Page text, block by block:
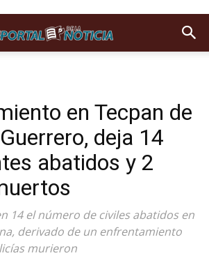
en Tecpan de
deja 14
abatidos y 2
14 el número de civiles abatidos en
derivado de un enfrentamiento
murieron